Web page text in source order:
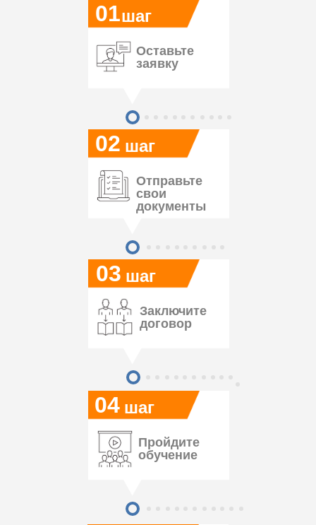
04
03
02
01
Оставьте
заявку
шаг
шаг
шаг
шаг
Отправьте
свои
документы
Заключите
договор
Пройдите
обучение